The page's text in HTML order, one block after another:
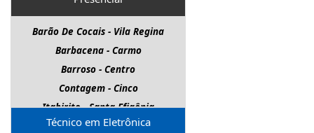
Barão De Cocais - Vila Regina
Barbacena - Carmo
Barroso - Centro
Contagem - Cinco
Itabirito - Santa Efigênia
Juiz De Fora - Barreira Do Triunfo
Técnico em Eletrônica